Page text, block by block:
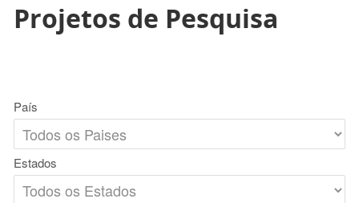
Projetos de Pesquisa
País
Estados